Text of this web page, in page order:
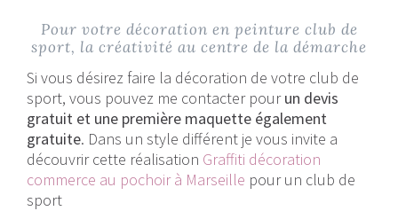
Pour votre décoration en peinture club de
sport, la créativité au centre de la démarche
Si vous désirez faire la décoration de votre club de
sport, vous pouvez me contacter pourun devis
gratuit et une première maquette également
gratuite. Dans un style différent je vous invite a
découvrir cette réalisation Graffiti décoration
commerce au pochoir à Marseille pour un club de
sport